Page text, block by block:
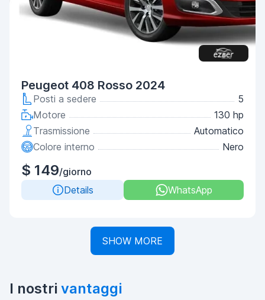
Peugeot 408 Rosso 2024
Posti a sedere
5
Motore
130 hp
Trasmissione
Automatico
Colore interno
Nero
$ 149/giorno
Details
WhatsApp
SHOW MORE
I nostri vantaggi